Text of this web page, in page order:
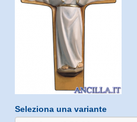
Seleziona una variante